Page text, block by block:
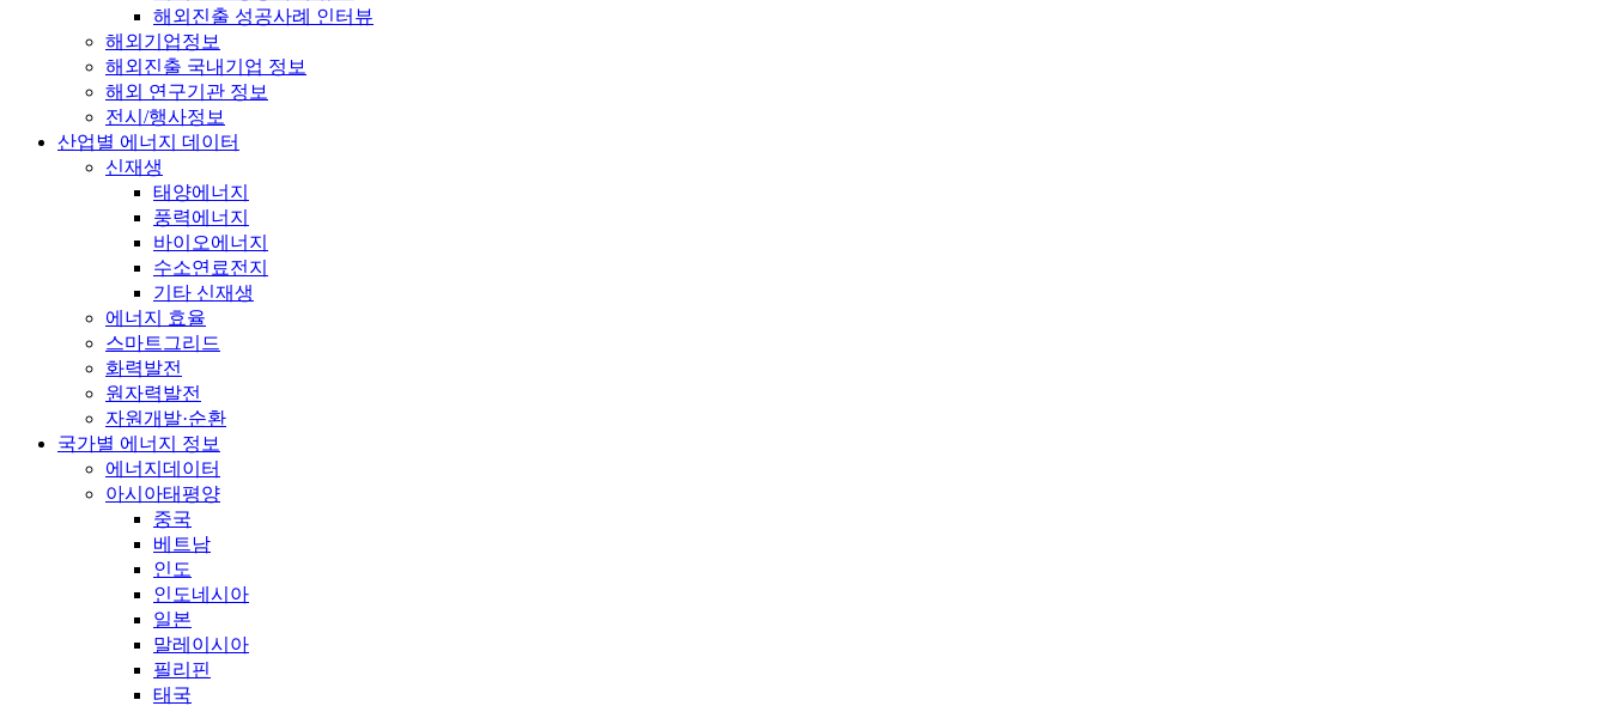
해외진출 성공사례 인터뷰
해외기업정보
해외진출 국내기업 정보
해외 연구기관 정보
전시/행사정보
산업별 에너지 데이터
신재생
태양에너지
풍력에너지
바이오에너지
수소연료전지
기타 신재생
에너지 효율
스마트그리드
화력발전
원자력발전
자원개발·순환
국가별 에너지 정보
에너지데이터
아시아태평양
중국
베트남
인도
인도네시아
일본
말레이시아
필리핀
태국